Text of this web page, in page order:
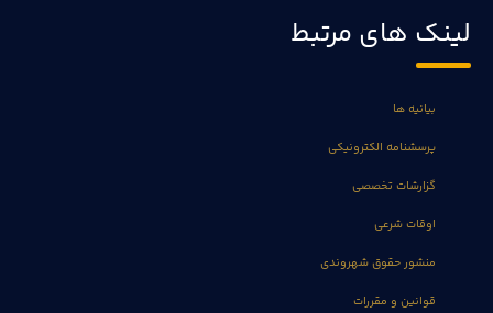
لینک های مرتبط
بیانیه ها
پرسشنامه الکترونیکی
گزارشات تخصصی
اوقات شرعی
منشور حقوق شهروندی
قوانین و مقررات